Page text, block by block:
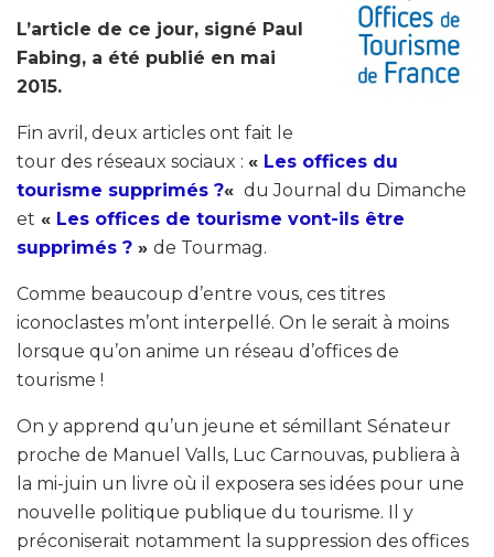
L’article de ce jour, signé Paul
Fabing, a été publié en mai
2015.
Fin avril, deux articles ont fait le
tour des réseaux sociaux : « Les offices du
tourisme supprimés ?« du Journal du Dimanche
et « Les offices de tourisme vont-ils être
supprimés ? » de Tourmag.
Comme beaucoup d’entre vous, ces titres
iconoclastes m’ont interpellé. On le serait à moins
lorsque qu’on anime un réseau d’offices de
tourisme !
On y apprend qu’un jeune et sémillant Sénateur
proche de Manuel Valls, Luc Carnouvas, publiera à
la mi-juin un livre où il exposera ses idées pour une
nouvelle politique publique du tourisme. Il y
préconiserait notamment la suppression des offices